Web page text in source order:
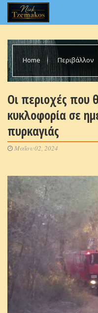
Home Περιβάλλον
πυρκαγιάς
Οι περιοχές που
κυκλοφορία σε
πυρκαγιάς
Μαΐου 02, 2024